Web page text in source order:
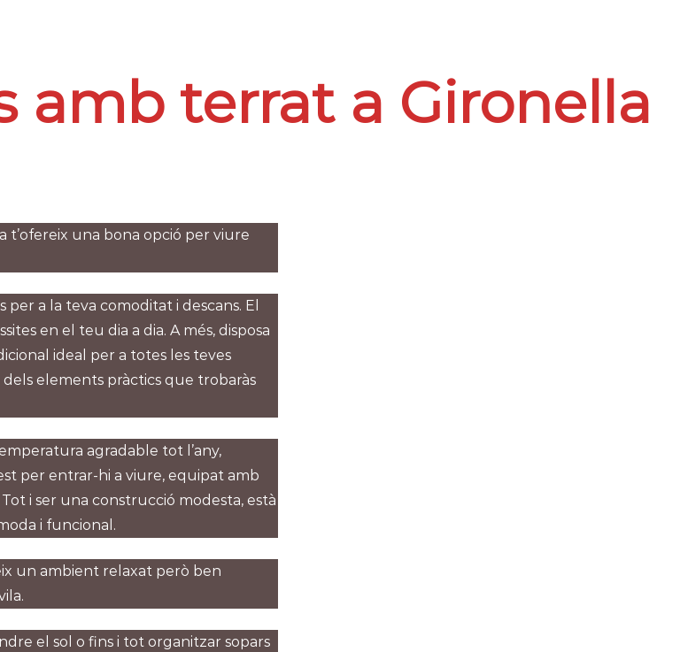
amb terrat a Gironella
t’ofereix una bona opció per viure
a la teva comoditat i descans. El
en el teu dia a dia. A més, disposa
ideal per a totes les teves
dels elements pràctics que trobaràs
agradable tot l’any,
per entrar-hi a viure, equipat amb
i ser una construcció modesta, està
i funcional.
un ambient relaxat però ben
el sol o fins i tot organitzar sopars